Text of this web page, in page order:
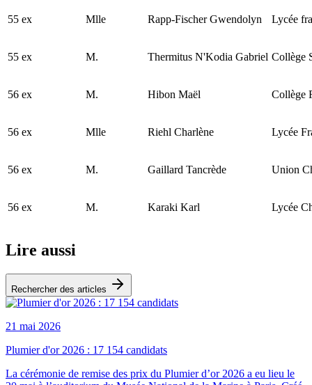
55 ex Mlle Rapp-Fischer Gwendolyn Lycée
55 ex M. Thermitus N'Kodia Gabriel Collège
56 ex M. Hibon Maël Collège
56 ex Mlle Riehl Charlène Lycée
56 ex M. Gaillard Tancrède Union
56 ex M. Karaki Karl Lycée
Lire aussi
Rechercher des articles
21 mai 2026
Plumier d'or 2026 : 17 154 candidats
La cérémonie de remise des prix du Plumier d’or 2026 a eu lieu le